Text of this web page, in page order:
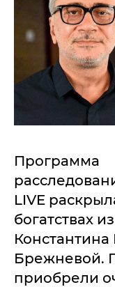
Программа
LIVE
богатствах
Брежневой.
приобрели